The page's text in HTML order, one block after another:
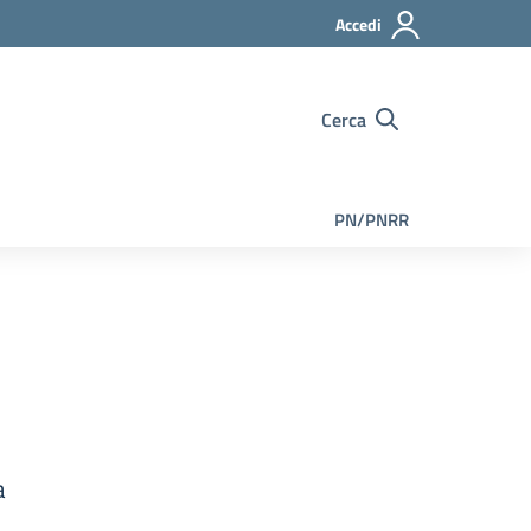
Accedi
Cerca
PN/PNRR